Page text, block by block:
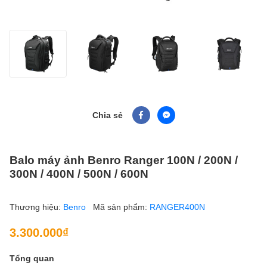
Chia sẻ
Balo máy ảnh Benro Ranger 100N / 200N /
300N / 400N / 500N / 600N
Thương hiệu: Benro Mã sản phẩm: RANGER400N
3.300.000₫
Tổng quan